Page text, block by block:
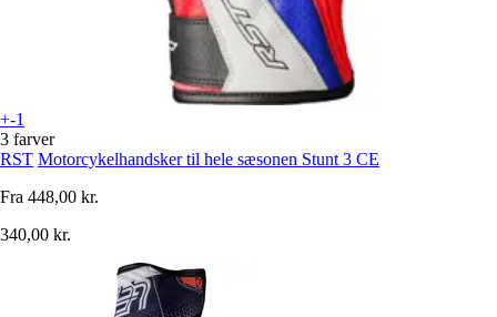
+-1
3 farver
RST Motorcykelhandsker til hele sæsonen Stunt 3 CE
Fra 448,00 kr.
340,00 kr.